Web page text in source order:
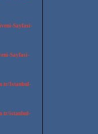
Sayfasi-
Sayfasi-
Istanbul-
istanbul-